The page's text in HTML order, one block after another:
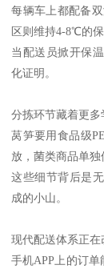
每辆车上都配备
区则维持4-8℃的保
当配送员掀开保
化证明。
分拣环节藏着更多
莴笋要用食品级
放，菌类商品单独
这些细节背后是
成的小山。
现代配送体系正在
手机APP上的订